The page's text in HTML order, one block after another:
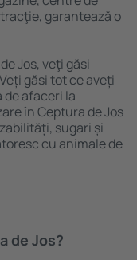
garantează o
Jos, veţi găsi
găsi tot ce aveți
afaceri la
în Ceptura de Jos
sugari și
cu animale de
de Jos?